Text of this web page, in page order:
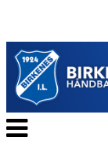
Veksle
navigasjon